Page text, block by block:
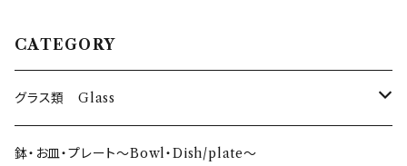
CATEGORY
グラス類 Glass
タンブラー〜Tumbler〜
鉢・お皿・プレート〜Bowl・Dish/plate〜